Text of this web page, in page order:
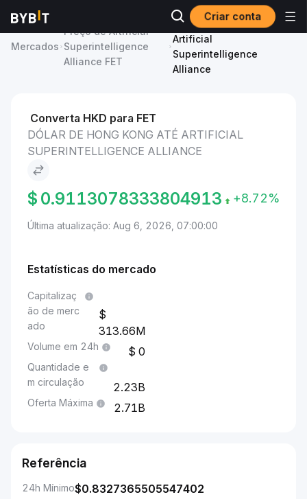
Criar conta
Mercados
Preço de Artificial
Superintelligence
Alliance FET
Dólar de Hong Kong to
Artificial
Superintelligence
Alliance
Converta HKD para FET
DÓLAR DE HONG KONG ATÉ ARTIFICIAL
SUPERINTELLIGENCE ALLIANCE
$ 0.9113078333804913 +8.72%
Última atualização: Aug 6, 2026, 07:00:00
Estatísticas do mercado
Capitalizaç
ão de merc
ado
313.66M
Volume em 24h 0
Quantidade e
m circulação
2.23B
Oferta Máxima 2.71B
Referência
24h Mínimo$0.8327365505547402